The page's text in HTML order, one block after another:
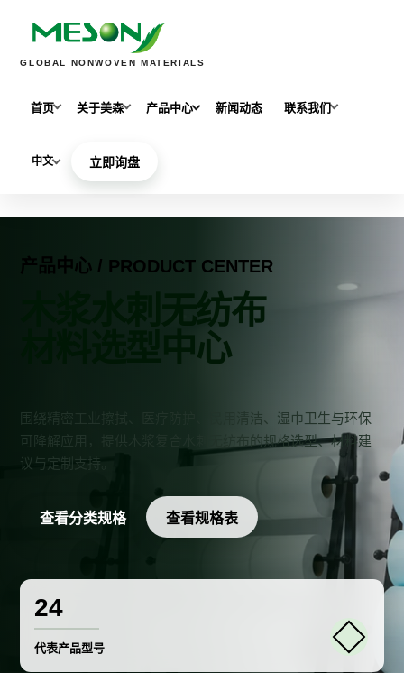
GLOBAL NONWOVEN MATERIALS
首页 关于美森 产品中心 新闻动态 联系我们
中文 立即询盘
产品中心 / PRODUCT CENTER
木浆水刺无纺布
材料选型中心
围绕精密工业擦拭、医疗防护、民用清洁、湿巾卫生与环保
可降解应用，提供木浆复合水刺无纺布的规格选型、材料建
议与定制支持。
查看分类规格 查看规格表
24
代表产品型号